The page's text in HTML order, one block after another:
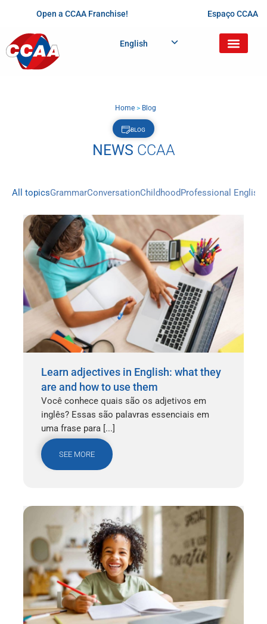
Open a CCAA Franchise! Espaço CCAA
English
Home > Blog
BLOG
NEWS CCAA
All topicsGrammarConversationChildhoodProfessional English
Learn adjectives in English: what they
are and how to use them
Você conhece quais são os adjetivos em
inglês? Essas são palavras essenciais em
uma frase para [...]
SEE MORE